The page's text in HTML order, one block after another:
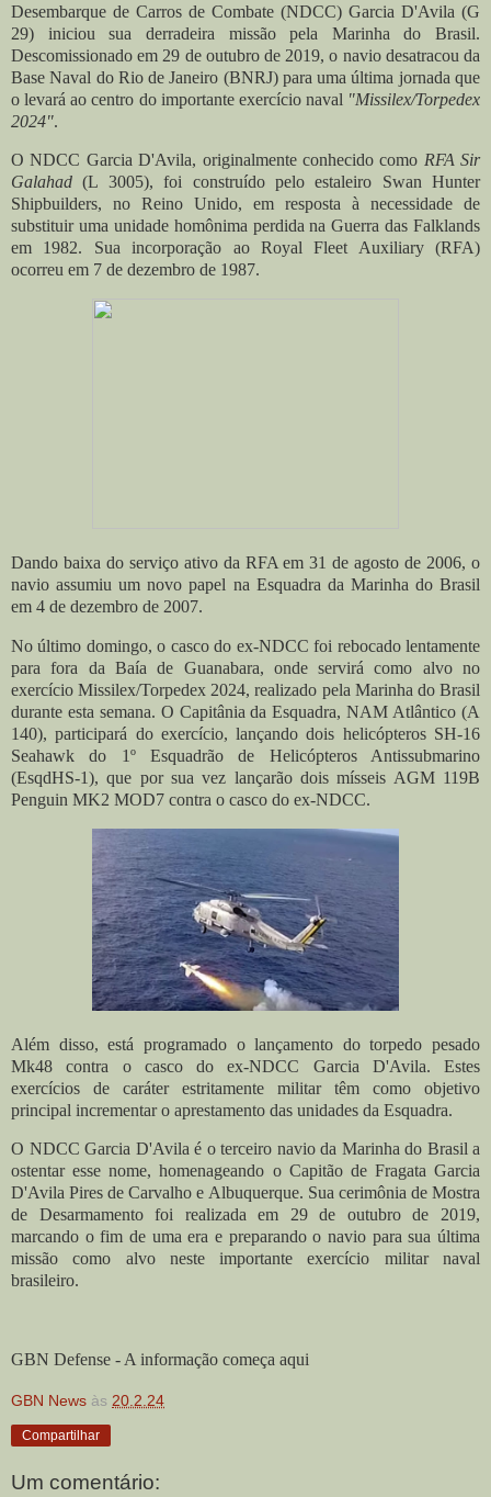
Desembarque de Carros de Combate (NDCC) Garcia D'Avila (G
29) iniciou sua derradeira missão pela Marinha do Brasil.
Descomissionado em 29 de outubro de 2019, o navio desatracou da
Base Naval do Rio de Janeiro (BNRJ) para uma última jornada que
o levará ao centro do importante exercício naval "Missilex/Torpedex
2024".
O NDCC Garcia D'Avila, originalmente conhecido como RFA Sir
Galahad (L 3005), foi construído pelo estaleiro Swan Hunter
Shipbuilders, no Reino Unido, em resposta à necessidade de
substituir uma unidade homônima perdida na Guerra das Falklands
em 1982. Sua incorporação ao Royal Fleet Auxiliary (RFA)
ocorreu em 7 de dezembro de 1987.
Dando baixa do serviço ativo da RFA em 31 de agosto de 2006, o
navio assumiu um novo papel na Esquadra da Marinha do Brasil
em 4 de dezembro de 2007.
No último domingo, o casco do ex-NDCC foi rebocado lentamente
para fora da Baía de Guanabara, onde servirá como alvo no
exercício Missilex/Torpedex 2024, realizado pela Marinha do Brasil
durante esta semana. O Capitânia da Esquadra, NAM Atlântico (A
140), participará do exercício, lançando dois helicópteros SH-16
Seahawk do 1º Esquadrão de Helicópteros Antissubmarino
(EsqdHS-1), que por sua vez lançarão dois mísseis AGM 119B
Penguin MK2 MOD7 contra o casco do ex-NDCC.
Além disso, está programado o lançamento do torpedo pesado
Mk48 contra o casco do ex-NDCC Garcia D'Avila. Estes
exercícios de caráter estritamente militar têm como objetivo
principal incrementar o aprestamento das unidades da Esquadra.
O NDCC Garcia D'Avila é o terceiro navio da Marinha do Brasil a
ostentar esse nome, homenageando o Capitão de Fragata Garcia
D'Avila Pires de Carvalho e Albuquerque. Sua cerimônia de Mostra
de Desarmamento foi realizada em 29 de outubro de 2019,
marcando o fim de uma era e preparando o navio para sua última
missão como alvo neste importante exercício militar naval
brasileiro.
GBN Defense - A informação começa aqui
GBN News às 20.2.24
Compartilhar
Um comentário: